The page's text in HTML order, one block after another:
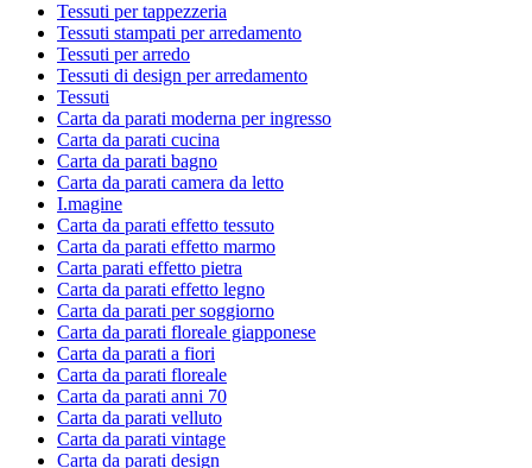
Tessuti per tappezzeria
Tessuti stampati per arredamento
Tessuti per arredo
Tessuti di design per arredamento
Tessuti
Carta da parati moderna per ingresso
Carta da parati cucina
Carta da parati bagno
Carta da parati camera da letto
I.magine
Carta da parati effetto tessuto
Carta da parati effetto marmo
Carta parati effetto pietra
Carta da parati effetto legno
Carta da parati per soggiorno
Carta da parati floreale giapponese
Carta da parati a fiori
Carta da parati floreale
Carta da parati anni 70
Carta da parati velluto
Carta da parati vintage
Carta da parati design